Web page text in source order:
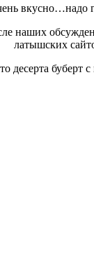
вкусно…надо
наших
латышских
десерта буберт